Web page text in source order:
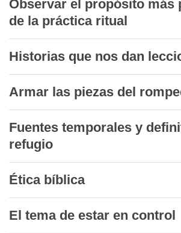
Observar el propósito más
de la práctica ritual
Historias que nos dan
Armar las piezas del
Fuentes temporales y
refugio
Ética bíblica
El tema de estar en control